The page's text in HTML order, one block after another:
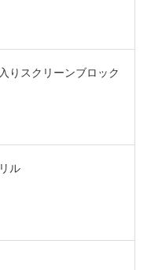
りスクリーンブロック
ル